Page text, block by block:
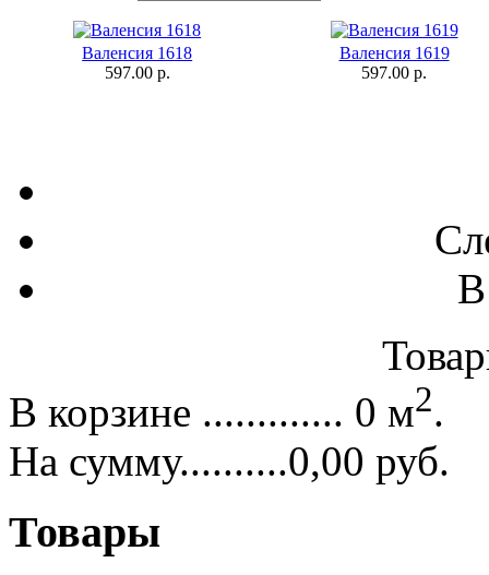
Валенсия 1618
597.00 р.
Валенсия 1619
597.00 р.
В корзине ............. 0 м2.
На сумму..........0,00 руб.
Товары